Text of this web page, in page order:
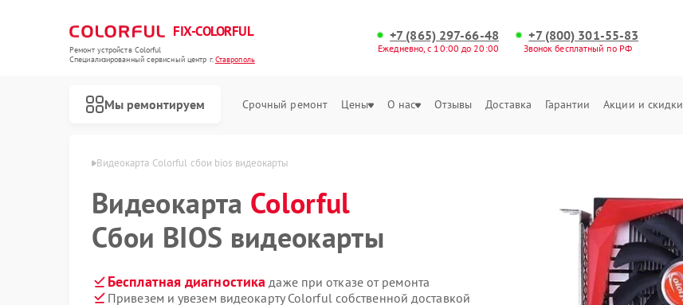
FIX-COLORFUL
Ремонт устройств Colorful
Специализированный cервисный центр г.Ставрополь
+7 (865) 297-66-48
Ежедневно, с 10:00 до 20:00
+7 (800) 301-55-83
Звонок бесплатный по РФ
Мы ремонтируем Срочный ремонт Цены О нас Отзывы Доставка Гарантии Акции и скидки
Видеокарта Colorful сбои bios видеокарты
Видеокарта Colorful
Сбои BIOS видеокарты
Бесплатная диагностика даже при отказе от ремонта
Привезем и увезем видеокарту Colorful собственной доставкой